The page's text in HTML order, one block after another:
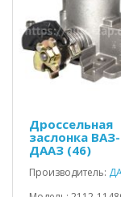
Дроссельная
заслонка
ДААЗ (46)
Производитель: